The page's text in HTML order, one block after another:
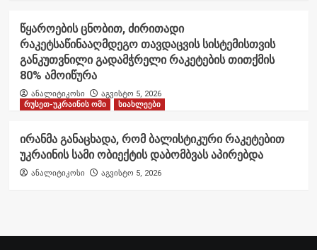
წყაროების ცნობით, ძირითადი
რაკეტსაწინააღმდეგო თავდაცვის სისტემისთვის
განკუთვნილი გადამჭრელი რაკეტების თითქმის
80% ამოიწურა
ანალიტიკოსი
აგვისტო 5, 2026
რუსეთ-უკრაინის ომი
სიახლეები
ირანმა განაცხადა, რომ ბალისტიკური რაკეტებით
უკრაინის სამი ობიექტის დაბომბვას აპირებდა
ანალიტიკოსი აგვისტო 5, 2026